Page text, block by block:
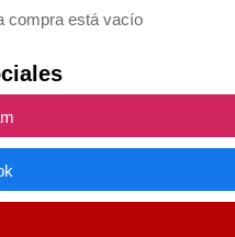
compra está vacío